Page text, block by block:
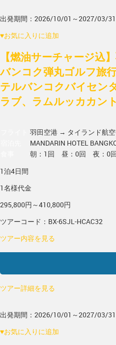
出発期間：2026/10/01～2027/03/31
♥お気に入りに追加
【燃油サーチャージ込
バンコク弾丸ゴルフ旅
テルバンコクバイセン
ラブ、ラムルッカカン
羽田空港 → タイランド航
MANDARIN HOTEL
朝：1回 昼：0回 夜：0
1泊4日間
1名様代金
295,800円～410,800円
ツアーコード：BX-6SJL-HCAC32
ツアー内容を見る
ツアー詳細を見る
出発期間：2026/10/01～2027/03/31
♥お気に入りに追加